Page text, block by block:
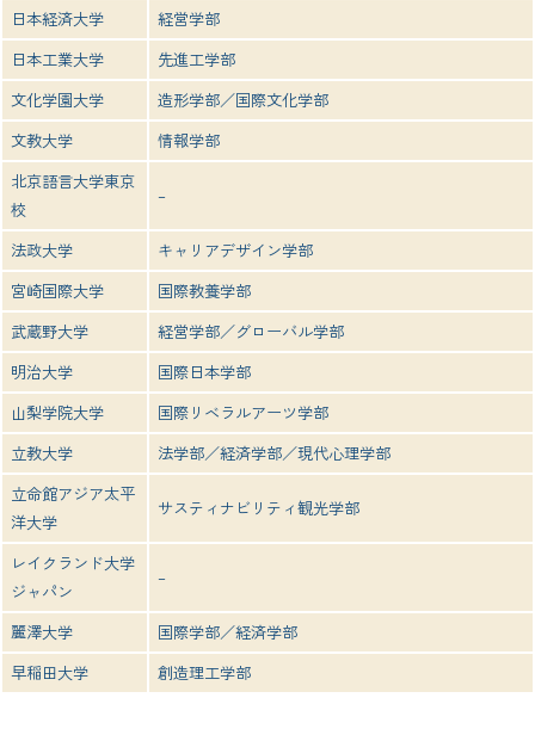
日本経済大学
経営学部
日本工業大学
先進工学部
文化学園大学
造形学部／国際文化学部
文教大学
情報学部
北京語言大学東京
校
–
法政大学
キャリアデザイン学部
宮崎国際大学
国際教養学部
武蔵野大学
経営学部／グローバル学部
明治大学
国際日本学部
山梨学院大学
国際リベラルアーツ学部
立教大学
法学部／経済学部／現代心理学部
立命館アジア太平
洋大学
サスティナビリティ観光学部
レイクランド大学
ジャパン
–
麗澤大学
国際学部／経済学部
早稲田大学
創造理工学部